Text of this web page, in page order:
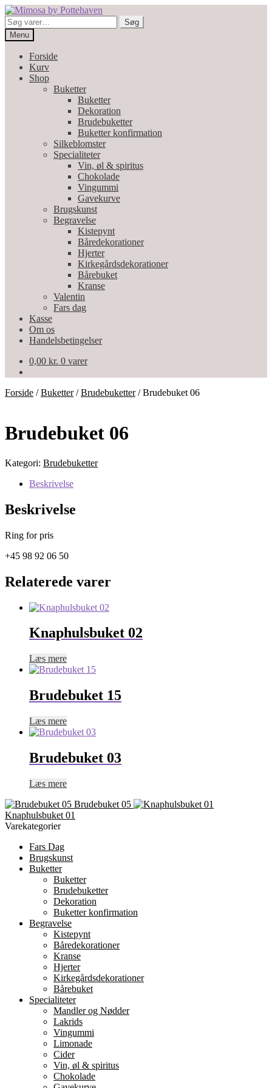
Spring
til
navigation
Spring
til
indhold
Søg
efter:
Søg
Menu
Forside
Kurv
Shop
Buketter
Buketter
Dekoration
Brudebuketter
Buketter konfirmation
Silkeblomster
Specialiteter
Vin, øl & spiritus
Chokolade
Vingummi
Gavekurve
Brugskunst
Begravelse
Kistepynt
Båredekorationer
Hjerter
Kirkegårdsdekorationer
Bårebuket
Kranse
Valentin
Fars dag
Kasse
Om os
Handelsbetingelser
0,00 kr. 0 varer
Forside /Buketter/Brudebuketter/Brudebuket 06
Brudebuket 06
Kategori: Brudebuketter
Beskrivelse
Beskrivelse
Ring for pris
+45 98 92 06 50
Relaterede varer
Knaphulsbuket 02
Læs mere
Brudebuket 15
Læs mere
Brudebuket 03
Læs mere
Brudebuket 05
Knaphulsbuket 01
Varekategorier
Fars Dag
Brugskunst
Buketter
Buketter
Brudebuketter
Dekoration
Buketter konfirmation
Begravelse
Kistepynt
Båredekorationer
Kranse
Hjerter
Kirkegårdsdekorationer
Bårebuket
Specialiteter
Mandler og Nødder
Lakrids
Vingummi
Limonade
Cider
Vin, øl & spiritus
Chokolade